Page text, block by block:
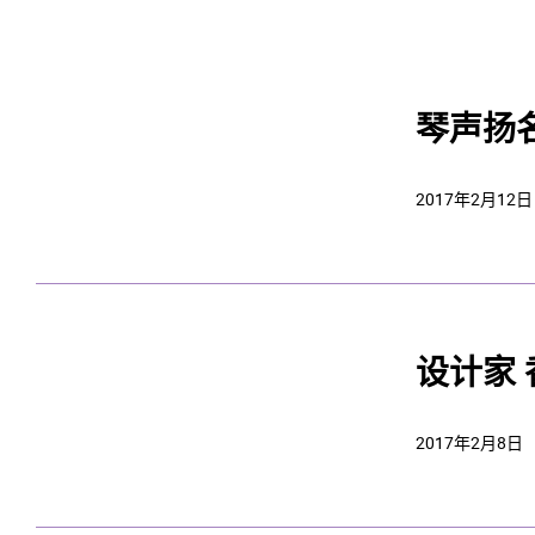
琴声扬
2017年2月12日
设计家
2017年2月8日